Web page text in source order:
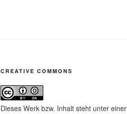
CREATIVE COMMONS
Dieses Werk bzw. Inhalt steht unter einer